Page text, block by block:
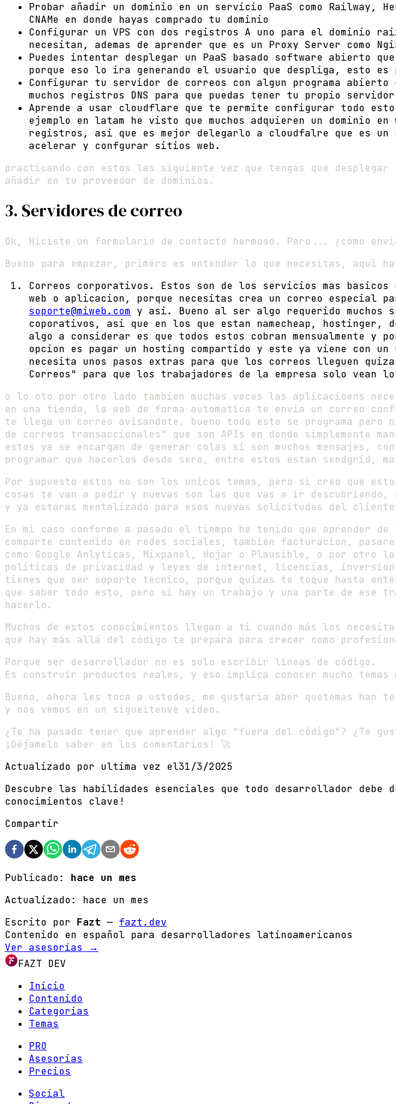
Probar añadir un dominio en un servicio PaaS como
CNAMe en donde hayas comprado tu dominio
Configurar un VPS con dos registros A uno para el dominio
necesitan, ademas de aprender que es un Proxy Server como
Puedes intentar desplegar un PaaS basado software abierto
porque eso lo ira generando el usuario que despliga, esto
Configurar tu servidor de correos con algun programa
muchos registros DNS para que puedas tener tu propio
Aprende a usar cloudflare que te permite configurar todo esto
ejemplo en latam he visto que muchos adquieren un dominio
registros, asi que es mejor delegarlo a cloudfalre que es
acelerar y confgurar sitios web.
practicando con estos las siguiente vez que tengas que
añádir en tu proveedor de dominios.
3. Servidores de correo
Ok, Hiciste un formulario de contacto hermoso. Pero... ¿cómo
Bueno para empezar, primero es entender lo que necesitas, aqui
Correos corporativos. Estos son de los servicios mas
web o aplicacion, porque necesitas crea un correo especial
soporte@miweb.com y asi. Bueno al ser algo requerido muchos
coporativos, asi que en los que estan namecheap, hostinger,
algo a considerar es que todos estos cobran mensualmente
opcion es pagar un hosting compartido y este ya viene con
necesita unos pasos extras para que los correos lleguen
Correos" para que los trabajadores de la empresa solo vean
o lo oto por otro lado tambien muchas veces las aplicacioens
en una tienda, la web de forma automatica te envia un correo
te llega un correo avisandote, bueno todo esto se programa
de correos transaccionales" que son APIs en donde simplemente
estos ya se encargan de generar colas si son muchos mensajes,
programar que hacerlos desde sero, entre estos estan sendgrid,
Por supuesto estos no son los unicos temas, pero si creo que
cosas te van a pedir y nuevas son las que vas a ir descubriendo,
y ya estaras mentalizado para esos nuevas solicitudes del
En mi caso conforme a pasado el tiempo he tenido que aprender
comparte contenido en redes sociales, tambien facturacion,
como Google Anlyticas, Mixpanel, Hojar o Plausible, o por otro
politicas de privacidad y leyes de internet, licencias,
tienes que ser soporte tecnico, porque quizas te toque hasta
que saber todo esto, pero si hay un trabajo y una parte de ese
hacerlo.
Muchos de estos conocimientos llegan a ti cuando más los
que hay más allá del código te prepara para crecer como
Porque ser desarrollador no es solo escribir líneas de código.
Es construir productos reales, y eso implica conocer mucho temas
Bueno, ahora les toca a ustedes, me gustaria aber quetemas han
y nos vemos en un sigueitenve video.
¿Te ha pasado tener que aprender algo "fuera del código"? ¿Te
¡Déjamelo saber en los comentarios! 🚀
Actualizado por ultima vez el31/3/2025
Descubre las habilidades esenciales que todo desarrollador
conocimientos clave!
Compartir
Publicado:
hace un mes
Actualizado: hace un mes
Escrito por Fazt — fazt.dev
Contenido en español para desarrolladores latinoamericanos
Ver asesorías →
FAZT DEV
Inicio
Contenido
Categorias
Temas
PRO
Asesorias
Precios
Social